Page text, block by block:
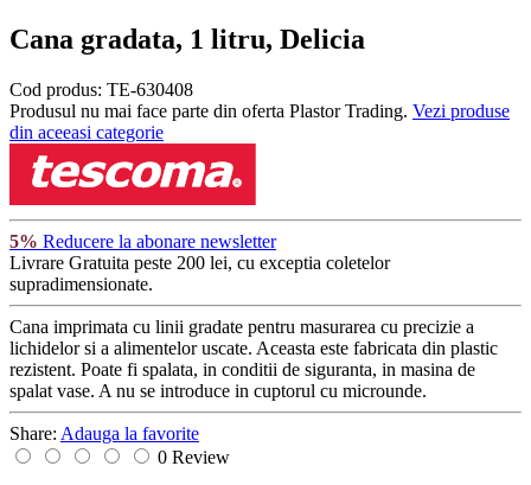
Cana gradata, 1 litru, Delicia
Cod produs: TE-630408
Produsul nu mai face parte din oferta Plastor Trading. Vezi produse
din aceeasi categorie
5% Reducere la abonare newsletter
Livrare Gratuita peste 200 lei, cu exceptia coletelor
supradimensionate.
Cana imprimata cu linii gradate pentru masurarea cu precizie a
lichidelor si a alimentelor uscate. Aceasta este fabricata din plastic
rezistent. Poate fi spalata, in conditii de siguranta, in masina de
spalat vase. A nu se introduce in cuptorul cu microunde.
Share: Adauga la favorite
0 Review